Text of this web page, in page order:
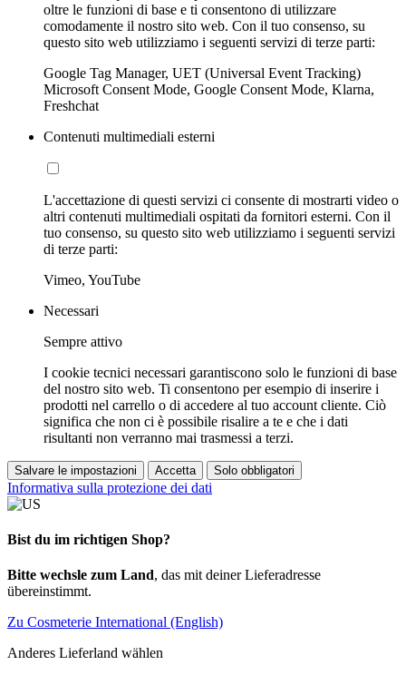
oltre le funzioni di base e ti consentono di utilizzare
comodamente il nostro sito web. Con il tuo consenso, su
questo sito web utilizziamo i seguenti servizi di terze parti:
Google Tag Manager, UET (Universal Event Tracking)
Microsoft Consent Mode, Google Consent Mode, Klarna,
Freshchat
Contenuti multimediali esterni
L'accettazione di questi servizi ci consente di mostrarti video o
altri contenuti multimediali ospitati da fornitori esterni. Con il
tuo consenso, su questo sito web utilizziamo i seguenti servizi
di terze parti:
Vimeo, YouTube
Necessari
Sempre attivo
I cookie tecnici necessari garantiscono solo le funzioni di base
del nostro sito web. Ti consentono per esempio di inserire i
prodotti nel carrello o di accedere al tuo account cliente. Ciò
significa che non ci è possibile risalire a te e che i dati
risultanti non verranno mai trasmessi a terzi.
Salvare le impostazioni Accetta Solo obbligatori
Informativa sulla protezione dei dati
Bist du im richtigen Shop?
Bitte wechsle zum Land, das mit deiner Lieferadresse
übereinstimmt.
Zu Cosmeterie International (English)
Anderes Lieferland wählen